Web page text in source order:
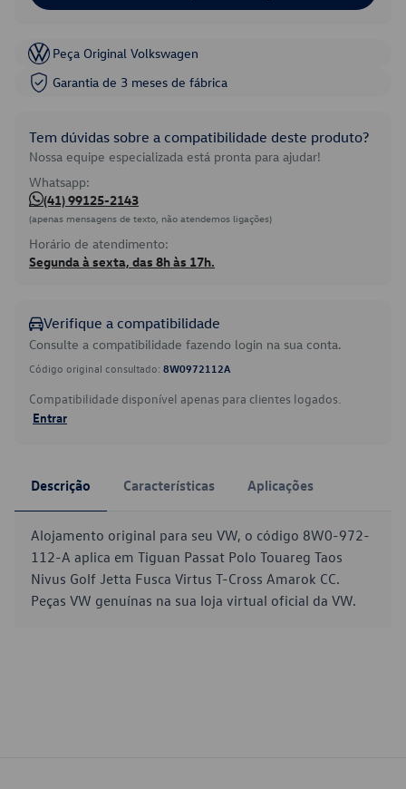
Peça Original Volkswagen
Garantia de 3 meses de fábrica
Tem dúvidas sobre a compatibilidade deste produto?
Nossa equipe especializada está pronta para ajudar!
Whatsapp:
(41) 99125-2143
(apenas mensagens de texto, não atendemos ligações)
Horário de atendimento:
Segunda à sexta, das 8h às 17h.
Verifique a compatibilidade
Consulte a compatibilidade fazendo login na sua conta.
Código original consultado: 8W0972112A
Compatibilidade disponível apenas para clientes logados.
Entrar
Descrição Características Aplicações
Alojamento original para seu VW, o código 8W0-972-
112-A aplica em Tiguan Passat Polo Touareg Taos
Nivus Golf Jetta Fusca Virtus T-Cross Amarok CC.
Peças VW genuínas na sua loja virtual oficial da VW.